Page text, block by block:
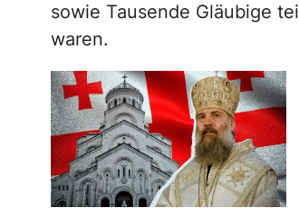
sowie Tausende Gläubige
waren.